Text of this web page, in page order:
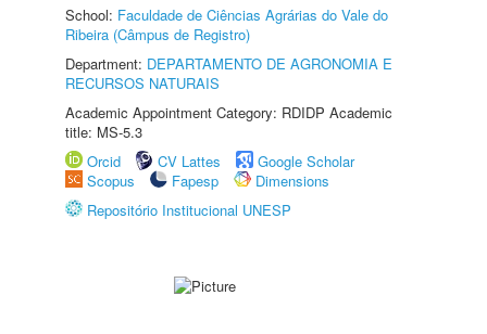
School: Faculdade de Ciências Agrárias do Vale do
Ribeira (Câmpus de Registro)
Department: DEPARTAMENTO DE AGRONOMIA E
RECURSOS NATURAIS
Academic Appointment Category: RDIDP Academic
title: MS-5.3
Orcid
CV Lattes
Google Scholar
Scopus
Fapesp
Dimensions
Repositório Institucional UNESP